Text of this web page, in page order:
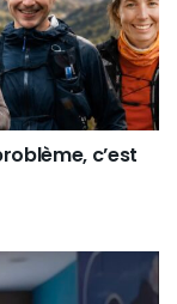
c’est